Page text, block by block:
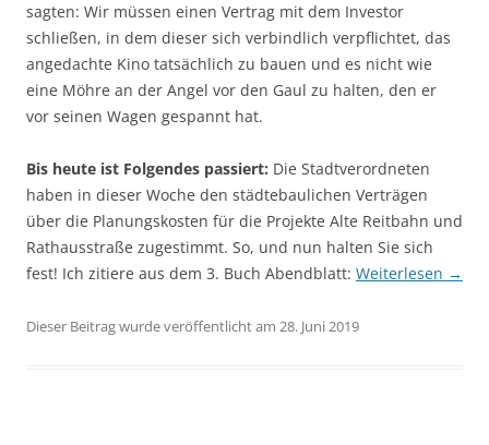
sagten: Wir müssen einen Vertrag mit dem Investor
schließen, in dem dieser sich verbindlich verpflichtet, das
angedachte Kino tatsächlich zu bauen und es nicht wie
eine Möhre an der Angel vor den Gaul zu halten, den er
vor seinen Wagen gespannt hat.
Bis heute ist Folgendes passiert: Die Stadtverordneten
haben in dieser Woche den städtebaulichen Verträgen
über die Planungskosten für die Projekte Alte Reitbahn und
Rathausstraße zugestimmt. So, und nun halten Sie sich
fest! Ich zitiere aus dem 3. Buch Abendblatt: Weiterlesen →
Dieser Beitrag wurde veröffentlicht am 28. Juni 2019